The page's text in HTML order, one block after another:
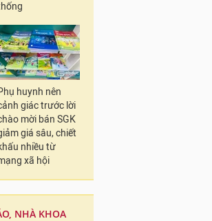
huynh nên
giác trước lời
mời bán SGK
giá sâu, chiết
nhiều từ
xã hội
NHÀ KHOA